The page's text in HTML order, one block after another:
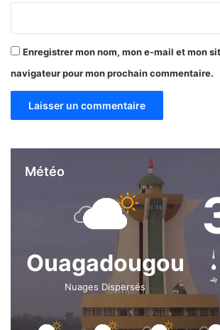
Enregistrer mon nom, mon e-mail et mon
navigateur pour mon prochain commentaire.
Météo
Ouagadougou
Nuages Dispersés